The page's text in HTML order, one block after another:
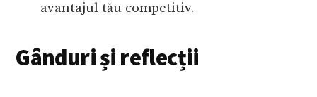
avantajul tău competitiv.
Gânduri și reflecții